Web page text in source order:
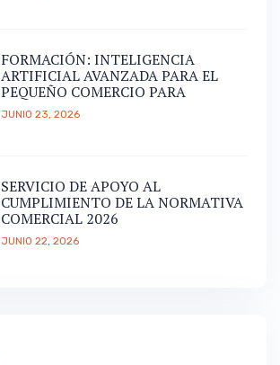
FORMACIÓN: INTELIGENCIA
ARTIFICIAL AVANZADA PARA EL
PEQUEÑO COMERCIO PARA
JUNIO 23, 2026
SERVICIO DE APOYO AL
CUMPLIMIENTO DE LA NORMATIVA
COMERCIAL 2026
JUNIO 22, 2026